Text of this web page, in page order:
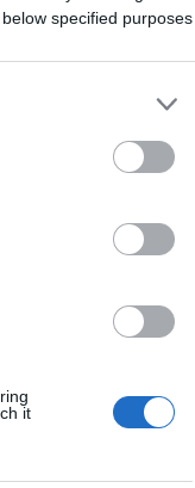
specified purposes
it